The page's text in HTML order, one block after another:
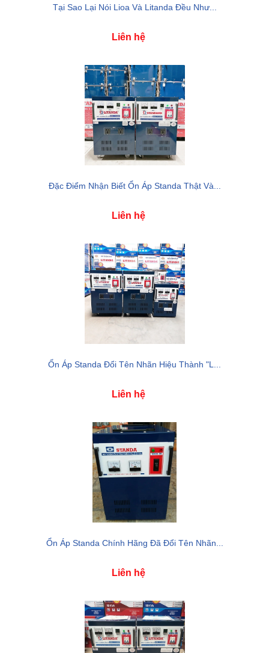
Tại Sao Lại Nói Lioa Và Litanda Đều Như...
Liên hệ
Đặc Điểm Nhận Biết Ổn Áp Standa Thật Và...
Liên hệ
Ổn Áp Standa Đổi Tên Nhãn Hiệu Thành "L...
Liên hệ
Ổn Áp Standa Chính Hãng Đã Đổi Tên Nhãn...
Liên hệ